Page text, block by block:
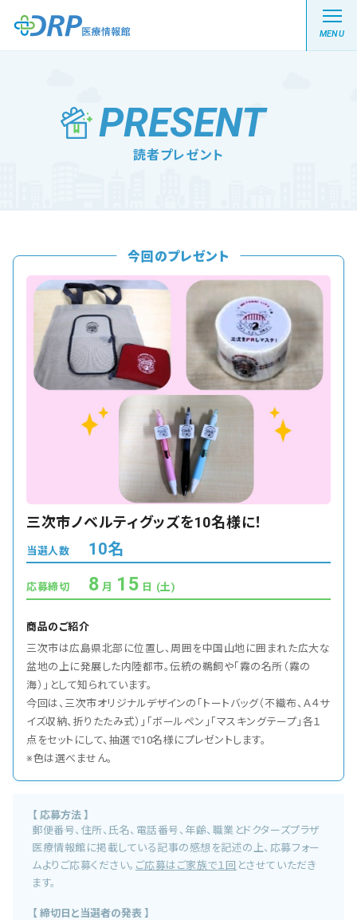
MENU
最新の注目記事
DRP医療情報館とは?
会社概要
お問い合わせ
PRESENT
読者プレゼント
今回のプレゼント
三次市ノベルティグッズを10名様に！
当選人数 10名
応募締切 8 15 (土)
商品のご紹介
三次市は広島県北部に位置し、周囲を中国山地に囲まれた広大な
盆地の上に発展した内陸都市。伝統の鵜飼や「霧の名所（霧の
海）」として知られています。
今回は、三次市オリジナルデザインの「トートバッグ（不織布、Ａ４サ
イズ収納、折りたたみ式）」「ボールペン」「マスキングテープ」各１
点をセットにして、抽選で10名様にプレゼントします。
※色は選べません。
【 応募方法 】
郵便番号、住所、氏名、電話番号、年齢、職業とドクターズプラザ
医療情報館に掲載している記事の感想を記述の上、応募フォー
ムよりご応募ください。 ご応募はご家族で１回 とさせていただき
ます。
【 締切日と当選者の発表 】